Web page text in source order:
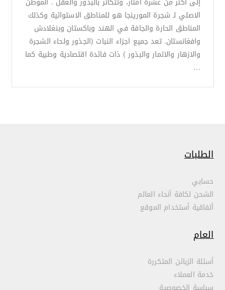
الاصلي لـ شجرة المورينجا هو للمناطق الاستوائية وكذلك
المناطق الحارة والجافة في الهند وباكستان وبنغلادش
وافغانستان. تعد جميع اجزاء النبات (الجذور ولحاء الشجرة
والازهار والاثمار والبذور ) ذات فائدة اقتصادية وطبية كما
…
الطلبات
حسابي
الشحن لكافة أنحاء العالم
أتفاقية أستخدام الموقع
العام
أسئلة الزبائن المتكررة
خدمة العملاء